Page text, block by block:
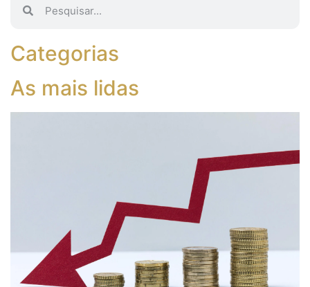
Categorias
As mais lidas